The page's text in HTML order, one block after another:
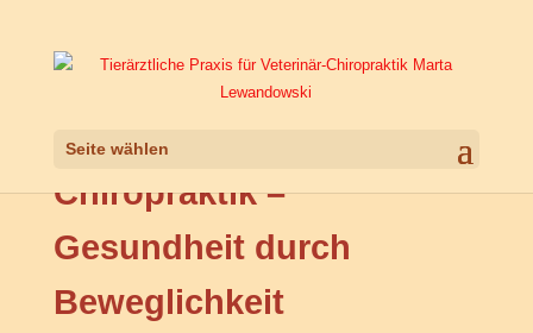
Seite wählen
Chiropraktik –
Gesundheit durch
Beweglichkeit